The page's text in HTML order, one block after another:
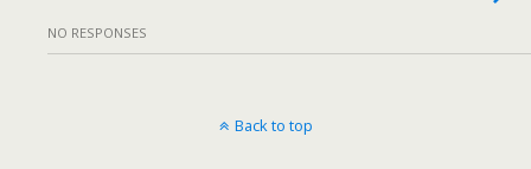
NO RESPONSES
Back to top